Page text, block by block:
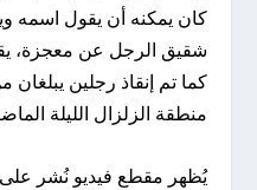
كان يمكنه أن يقول اسمه
شقيق الرجل عن معجزة،
منطقة الزلزال الليلة
يُظهر مقطع فيديو نُشر على